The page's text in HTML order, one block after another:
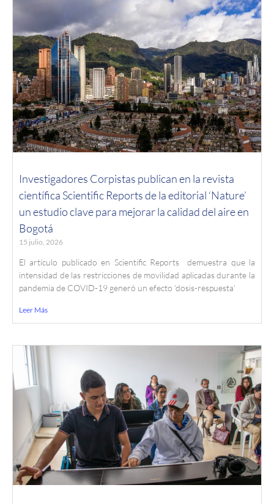
Investigadores Corpistas publican en la revista
científica Scientific Reports de la editorial ‘Nature’
un estudio clave para mejorar la calidad del aire en
Bogotá
15 julio, 2026
El artículo publicado en Scientific Reports demuestra que la
intensidad de las restricciones de movilidad aplicadas durante la
pandemia de COVID-19 generó un efecto ‘dosis-respuesta’
Leer Más